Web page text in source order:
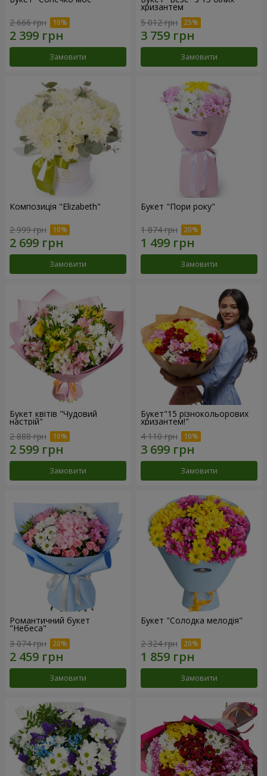
2 666 грн
Замовити
хризантем
5 012 грн
Замовити
Композиція "Elizabeth"
2 999 грн
Замовити
Букет "Пори року"
1 874 грн
Замовити
Букет квітів "Чудовий
настрій"
2 888 грн
Замовити
Букет"15 різнокольорових
хризантем!"
4 110 грн
Замовити
Романтичний букет
"Небеса"
3 074 грн
Замовити
Букет "Солодка мелодія"
2 324 грн
Замовити